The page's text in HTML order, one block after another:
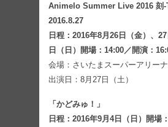
Animelo Summer Live 2016 刻-
2016.8.27
日程：2016年8月26日（金）、
日（日）開場：14:00／開演：
会場：さいたまスーパーアリーナ
出演日：8月27日（土）
「かどみゅ！」
日程：2016年9月4日（日）開場